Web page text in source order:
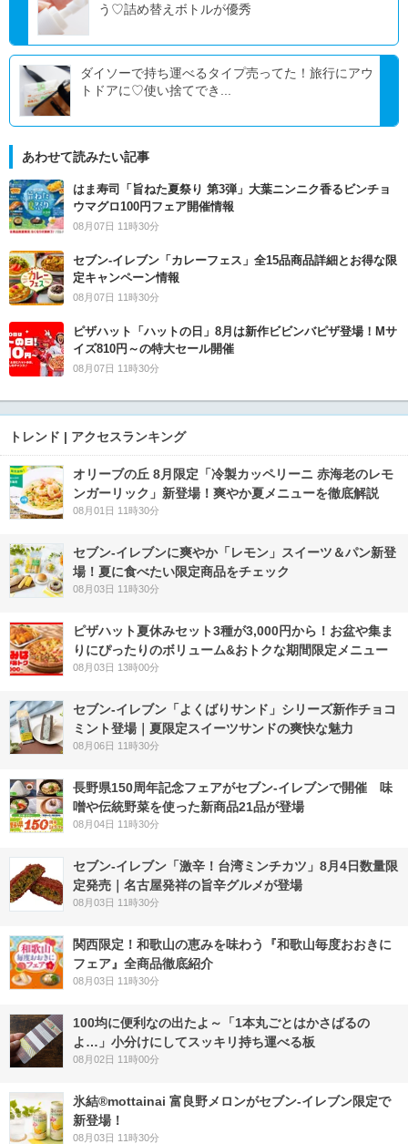
う♡詰め替えボトルが優秀
ダイソーで持ち運べるタイプ売ってた！旅行にアウ
トドアに♡使い捨てでき...
あわせて読みたい記事
はま寿司「旨ねた夏祭り 第3弾」大葉ニンニク香るビンチョ
ウマグロ100円フェア開催情報
08月07日 11時30分
セブン‐イレブン「カレーフェス」全15品商品詳細とお得な限
定キャンペーン情報
08月07日 11時30分
ピザハット「ハットの日」8月は新作ビビンバピザ登場！Mサ
イズ810円～の特大セール開催
08月07日 11時30分
トレンド | アクセスランキング
オリーブの丘 8月限定「冷製カッペリーニ 赤海老のレモ
ンガーリック」新登場！爽やか夏メニューを徹底解説
08月01日 11時30分
セブン‐イレブンに爽やか「レモン」スイーツ＆パン新登
場！夏に食べたい限定商品をチェック
08月03日 11時30分
ピザハット夏休みセット3種が3,000円から！お盆や集ま
りにぴったりのボリューム&おトクな期間限定メニュー
08月03日 13時00分
セブン‐イレブン「よくばりサンド」シリーズ新作チョコ
ミント登場｜夏限定スイーツサンドの爽快な魅力
08月06日 11時30分
長野県150周年記念フェアがセブン-イレブンで開催 味
噌や伝統野菜を使った新商品21品が登場
08月04日 11時30分
セブン-イレブン「激辛！台湾ミンチカツ」8月4日数量限
定発売｜名古屋発祥の旨辛グルメが登場
08月03日 11時30分
関西限定！和歌山の恵みを味わう『和歌山毎度おおきに
フェア』全商品徹底紹介
08月03日 11時30分
100均に便利なの出たよ～「1本丸ごとはかさばるの
よ…」小分けにしてスッキリ持ち運べる板
08月02日 11時00分
氷結®mottainai 富良野メロンがセブン‐イレブン限定で
新登場！
08月03日 11時30分